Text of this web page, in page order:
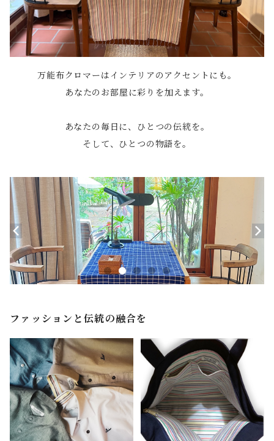
万能布クロマーはインテリアのアクセントにも。
あなたのお部屋に彩りを加えます。
あなたの毎日に、ひとつの伝統を。
そして、ひとつの物語を。
ファッションと伝統の融合を